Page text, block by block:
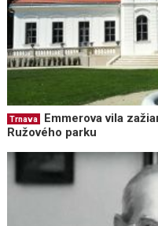
Trnava
Emmerova vila
Ružového parku